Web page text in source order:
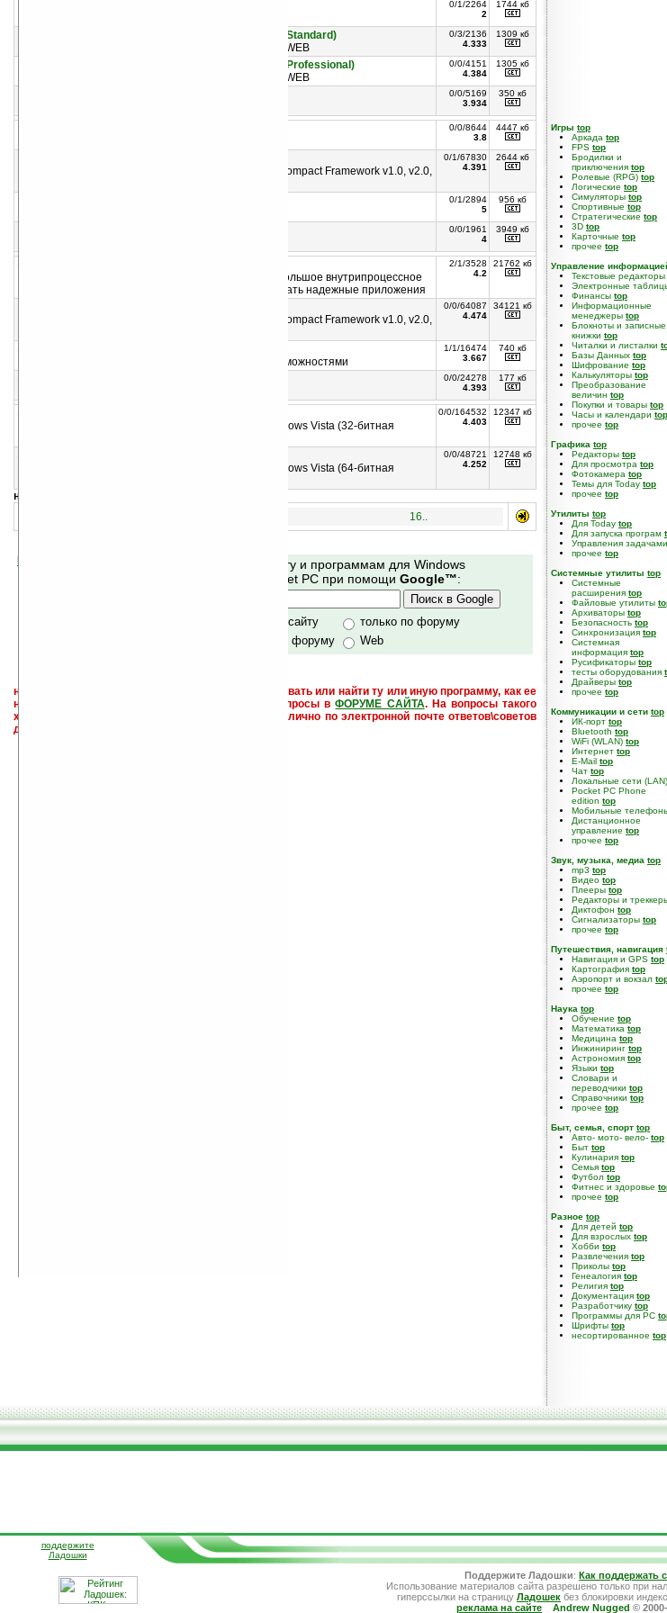
0/1/2264
2
1744 кб
Microsoft My Phone v1.5.2410 (Windows Mobile 6 Standard)
Сервис Microsoft для синхронизации устройств с WEB
0/3/2136
4.333
1309 кб
Microsoft My Phone v1.5.2410 (Windows Mobile 6 Professional)
Сервис Microsoft для синхронизации устройств с WEB
0/0/4151
4.384
1305 кб
0/0/5169
3.934
350 кб
0/0/8644
3.8
4447 кб
Пакет библиотек для работы приложений .NET Compact Framework v1.0, v2.0,
0/1/67830
4.391
2644 кб
0/1/2894
5
956 кб
0/0/1961
4
3949 кб
SQL Server Compact 3.5 представляет собой небольшое внутрипроцессное
ядро СУБД, позволяющее разработчикам создавать надежные приложения
2/1/3528
4.2
21762 кб
Пакет библиотек для работы приложений .NET Compact Framework v1.0, v2.0,
0/0/64087
4.474
34121 кб
Терминальный RDP-клиент с расширенными возможностями
1/1/16474
3.667
740 кб
0/0/24278
4.393
177 кб
Синхронизация устройств Windows Mobile с Windows Vista (32-битная
0/0/164532
4.403
12347 кб
Синхронизация устройств Windows Mobile с Windows Vista (64-битная
0/0/48721
4.252
12748 кб
навигация:
16..
Поиск по сайту и программам для Windows
Mobile и Pocket PC при помощи Google™:
только по сайту
только по форуму
по сайту и форуму
Web
не забывайте, что если Вы не знаете как использовать или найти ту или иную программу, как ее
настроить и с ней разобраться - пишите свои вопросы вФОРУМЕ САЙТА. На вопросы такого
характера менеджеры разделов или автор сайта лично по электронной почте ответов\советов
давать всем не успевают физически.
Игры top
Аркада top
FPS top
Бродилки и
приключения top
Ролевые (RPG) top
Логические top
Симуляторы top
Спортивные top
Стратегические top
3D top
Карточные top
прочее top
Управление
Текстовые редакторы
Электронные
Финансы top
Информационные
менеджеры top
Блокноты и записные
книжки top
Читалки и листалки
Базы Данных top
Шифрование top
Калькуляторы top
Преобразование
величин top
Покупки и товары top
Часы и календари top
прочее top
Графика top
Редакторы top
Для просмотра top
Фотокамера top
Темы для Today top
прочее top
Утилиты top
Для Today top
Для запуска програм
Управления задачами
прочее top
Системные утилиты top
Cистемные
расширения top
Файловые утилиты
Архиваторы top
Безопасность top
Синхронизация top
Системная
информация top
Русификаторы top
тесты оборудования
Драйверы top
прочее top
Коммуникации и сети top
ИК-порт top
Bluetooth top
WiFi (WLAN) top
Интернет top
E-Mail top
Чат top
Локальные сети (LAN)
Pocket PC Phone
edition top
Мобильные
Дистанционное
управление top
прочее top
Звук, музыка, медиа top
mp3 top
Видео top
Плееры top
Редакторы и
Диктофон top
Сигнализаторы top
прочее top
Путешествия, навигация
Навигация и GPS top
Картография top
Аэропорт и вокзал
прочее top
Наука top
Обучение top
Математика top
Медицина top
Инжиниринг top
Астрономия top
Языки top
Словари и
переводчики top
Справочники top
прочее top
Быт, семья, спорт top
Авто- мото- вело- top
Быт top
Кулинария top
Семья top
Футбол top
Фитнес и здоровье
прочее top
Разное top
Для детей top
Для взрослых top
Хобби top
Развлечения top
Приколы top
Генеалогия top
Религия top
Документация top
Разработчику top
Программы для PC
Шрифты top
несортированное top
поддержите
Ладошки
Поддержите Ладошки: Как поддержать
Использование материалов сайта разрешено только при
гиперссылки на страницу Ладошек без блокировки
реклама на сайте
Andrew Nugged ©